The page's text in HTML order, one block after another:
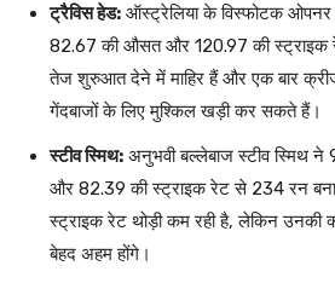
ट्रैविस हेड: ऑस्ट्रेलिया के विस्फोटक
82.67 की औसत और 120.97 की स्ट्राइक
तेज शुरुआत देने में माहिर हैं और एक बार क्रीज
गेंदबाजों के लिए मुश्किल खड़ी कर सकते हैं।
स्टीव स्मिथ: अनुभवी बल्लेबाज स्टीव स्मिथ
और 82.39 की स्ट्राइक रेट से 234 रन
स्ट्राइक रेट थोड़ी कम रही है, लेकिन
बेहद अहम होंगे।